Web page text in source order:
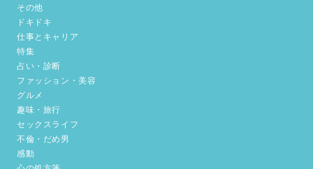
その他
ドキドキ
仕事とキャリア
特集
占い・診断
ファッション・美容
グルメ
趣味・旅行
セックスライフ
不倫・だめ男
感動